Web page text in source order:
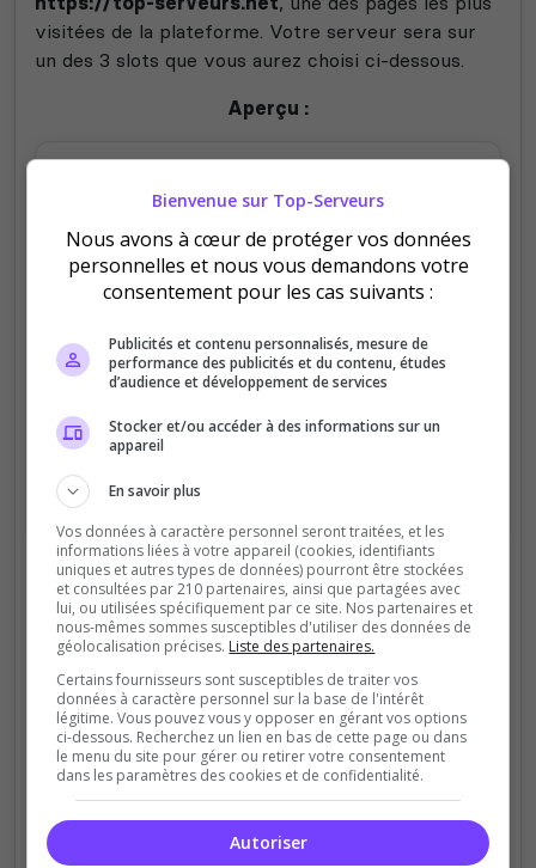
visitées de la plateforme. Votre serveur sera sur
un des 3 slots que vous aurez choisi ci-dessous.
Aperçu :
1
Choisissez le
2
Choisissez l'offre
3
Offrez le
Bienvenue sur Top-Serveurs
Nous avons à cœur de protéger vos données
personnelles et nous vous demandons votre
consentement pour les cas suivants :
Publicités et contenu personnalisés, mesure de
performance des publicités et du contenu, études
d’audience et développement de services
Stocker et/ou accéder à des informations sur un
appareil
En savoir plus
Vos données à caractère personnel seront traitées, et les
informations liées à votre appareil (cookies, identifiants
uniques et autres types de données) pourront être stockées
et consultées par 210 partenaires, ainsi que partagées avec
lui, ou utilisées spécifiquement par ce site. Nos partenaires et
nous-mêmes sommes susceptibles d'utiliser des données de
géolocalisation précises. Liste des partenaires.
Certains fournisseurs sont susceptibles de traiter vos
données à caractère personnel sur la base de l'intérêt
légitime. Vous pouvez vous y opposer en gérant vos options
ci-dessous. Recherchez un lien en bas de cette page ou dans
le menu du site pour gérer ou retirer votre consentement
dans les paramètres des cookies et de confidentialité.
Autoriser